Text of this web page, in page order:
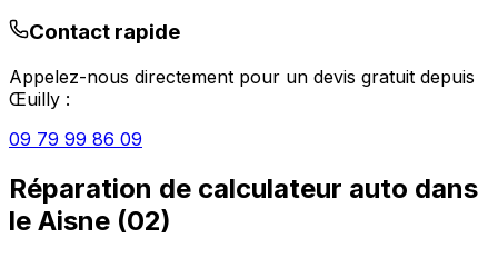
Contact rapide
Appelez-nous directement pour un devis gratuit depuis
Œuilly :
09 79 99 86 09
Réparation de calculateur auto dans
le Aisne (02)